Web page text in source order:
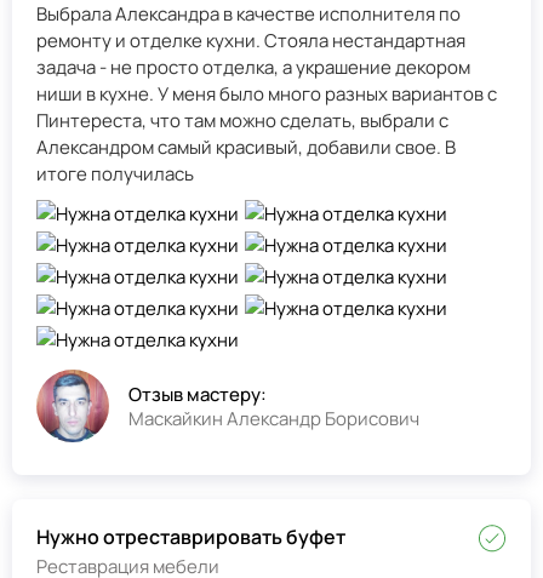
Выбрала Александра в качестве исполнителя по
ремонту и отделке кухни. Стояла нестандартная
задача - не просто отделка, а украшение декором
ниши в кухне. У меня было много разных вариантов с
Пинтереста, что там можно сделать, выбрали с
Александром самый красивый, добавили свое. В
итоге получилась
Отзыв мастеру:
Маскайкин Александр Борисович
Нужно отреставрировать буфет
Реставрация мебели